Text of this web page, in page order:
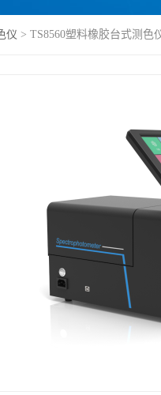
仪 > TS8560塑料橡胶台式测色